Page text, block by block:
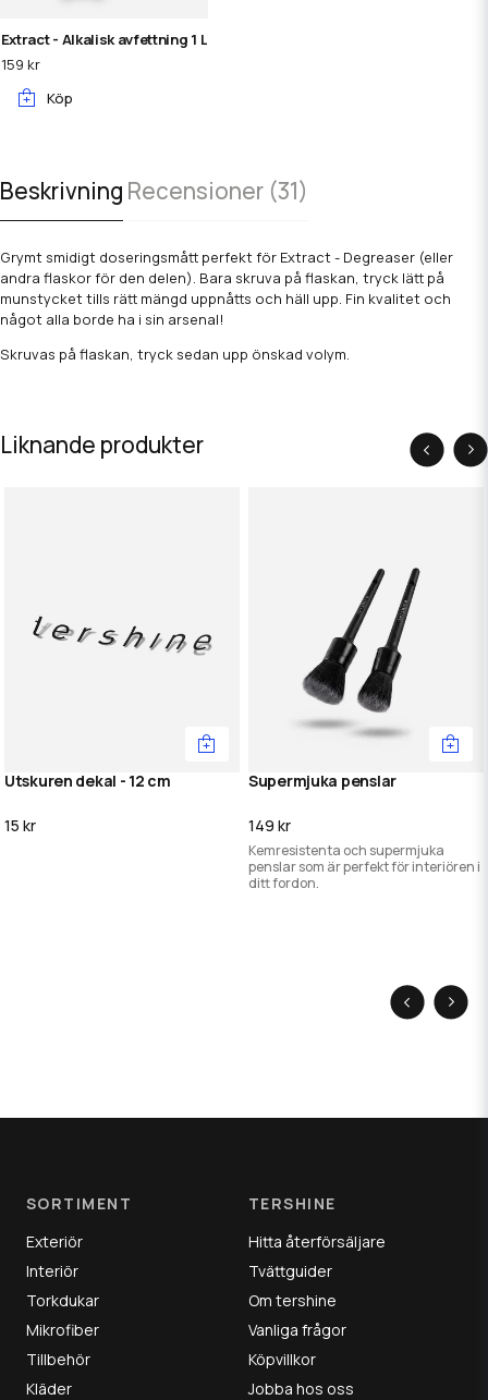
Extract - Alkalisk avfettning 1 L
159 kr
Köp
Beskrivning Recensioner (31)
Grymt smidigt doseringsmått perfekt för Extract - Degreaser (eller
andra flaskor för den delen). Bara skruva på flaskan, tryck lätt på
munstycket tills rätt mängd uppnåtts och häll upp. Fin kvalitet och
något alla borde ha i sin arsenal!
Skruvas på flaskan, tryck sedan upp önskad volym.
Liknande produkter
Utskuren dekal - 12 cm
15 kr
Supermjuka penslar
149 kr
Kemresistenta och supermjuka
penslar som är perfekt för interiören i
ditt fordon.
SORTIMENT
Exteriör
Interiör
Torkdukar
Mikrofiber
Tillbehör
Kläder
TERSHINE
Hitta återförsäljare
Tvättguider
Om tershine
Vanliga frågor
Köpvillkor
Jobba hos oss